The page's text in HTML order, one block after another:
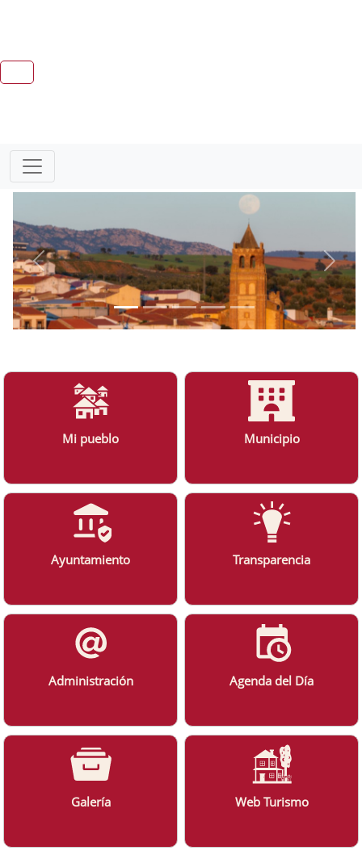
Mi pueblo Municipio
Ayuntamiento Transparencia
Administración Agenda del Día
Galería Web Turismo